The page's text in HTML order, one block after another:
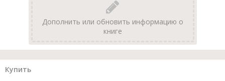
Дополнить или обновить информацию о
книге
Купить